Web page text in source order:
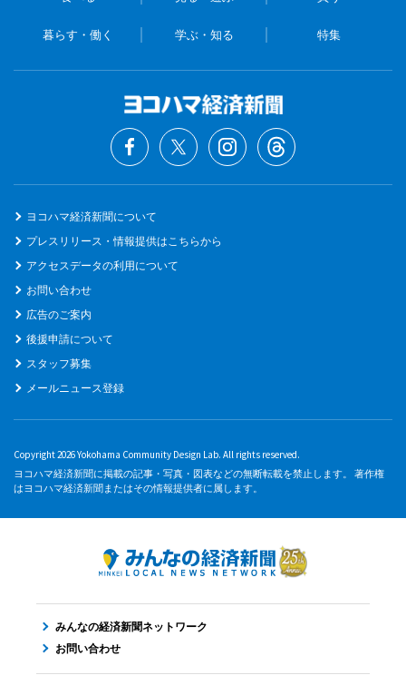
暮らす・働く 学ぶ・知る 特集
ヨコハマ経済新聞について
プレスリリース・情報提供はこちらから
アクセスデータの利用について
お問い合わせ
広告のご案内
後援申請について
スタッフ募集
メールニュース登録
Copyright 2026 Yokohama Community Design Lab. All rights reserved.
ヨコハマ経済新聞に掲載の記事・写真・図表などの無断転載を禁止します。 著作権
はヨコハマ経済新聞またはその情報提供者に属します。
みんなの経済新聞ネットワーク
お問い合わせ